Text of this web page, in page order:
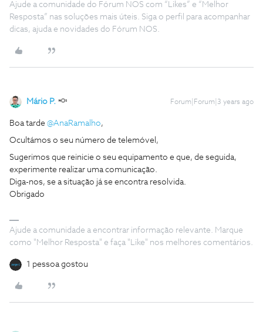
Ajude a comunidade do Fórum NOS com “Likes” e “Melhor
Resposta” nas soluções mais úteis. Siga o perfil para acompanhar
dicas, ajuda e novidades do Fórum NOS.
Mário P. Forum|Forum|3 years ago
Boa tarde @AnaRamalho,
Ocultámos o seu número de telemóvel,
Sugerimos que reinicie o seu equipamento e que, de seguida,
experimente realizar uma comunicação.
Diga-nos, se a situação já se encontra resolvida.
Obrigado
Ajude a comunidade a encontrar informação relevante. Marque
como "Melhor Resposta" e faça "Like" nos melhores comentários.
1 pessoa gostou